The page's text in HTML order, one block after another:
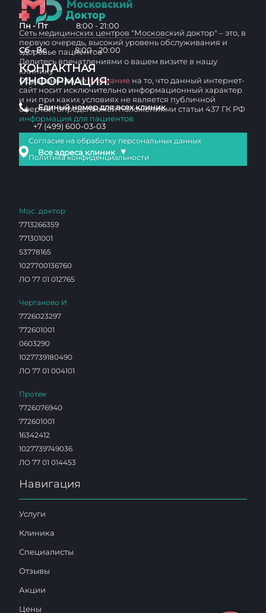
Пн - Пт 8:00 - 21:00
Сб - Вс 8:00 - 20:00
КОНТАКТНАЯ
ИНФОРМАЦИЯ:
Единый номер для всех клиник
+7 (499) 600-03-03
Все адреса клиник ▼
Сеть медицинских центров "Московский доктор" – это, в
первую очередь, высокий уровень обслуживания и
здоровье пациентов
Делитесь впечатлениями о вашем визите в нашу
клинику
Обращаем вашевнимание на то, что данный интернет-
сайт носит исключительно информационный характер
и ни при каких условиях не является публичной
офертой, определяемой положениями статьи 437 ГК РФ
информация для пациентов
Согласие на обработку персональных данных
Политика конфиденциальности
Мос. доктор
7713266359
771301001
53778165
1027700136760
ЛО 77 01 012765
Чертаново И
7726023297
772601001
0603290
1027739180490
ЛО 77 01 004101
Протек
7726076940
772601001
16342412
1027739749036
ЛО 77 01 014453
Навигация
Услуги
Клиника
Специалисты
Отзывы
Акции
Цены